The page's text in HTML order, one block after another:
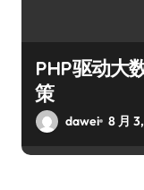
PHP驱动大
策
dawei 8 月